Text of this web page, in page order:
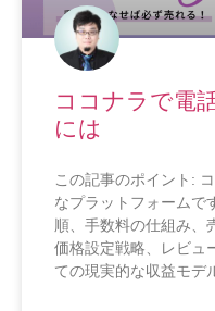
ココナラで電
には
この記事のポイント:
なプラットフォームで
順、手数料の仕組み、
価格設定戦略、レビュ
ての現実的な収益モデ